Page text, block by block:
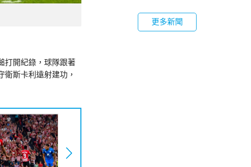
打開紀錄，球隊跟著
斯卡利遠射建功，
更多新聞